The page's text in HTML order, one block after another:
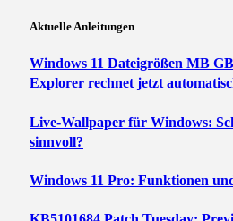
Aktuelle Anleitungen
Windows 11 Dateigrößen MB
Explorer rechnet jetzt
Live-Wallpaper für Windows:
sinnvoll?
Windows 11 Pro: Funktionen